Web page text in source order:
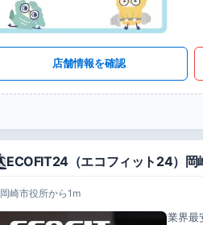
店舗情報を確認
ECOFIT24（エコフィット24）岡
岡崎市役所から1m
業界最